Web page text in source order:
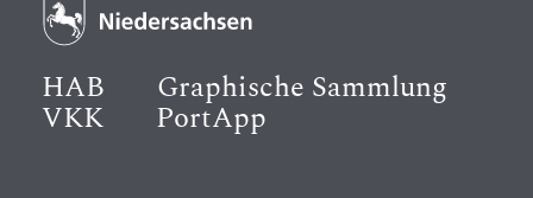
HAB Graphische Sammlung
VKK PortApp